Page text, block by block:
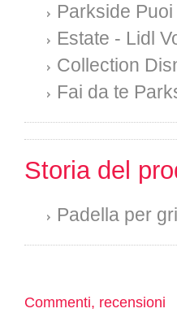
Parkside
Estate - Lidl
Collection
Fai da te
Storia del
Padella per
Commenti, recensioni